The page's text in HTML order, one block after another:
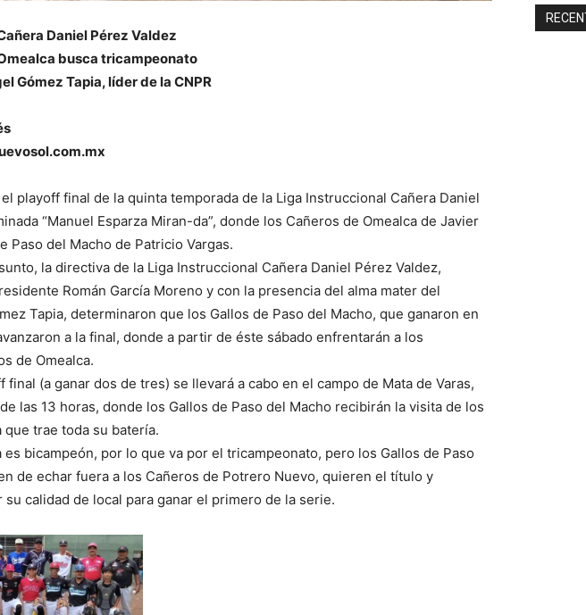
Daniel Pérez Valdez
busca tricampeonato
Gómez Tapia, líder de la CNPR
playoff final de la quinta temporada de la Liga Instruccional Cañera Daniel
“Manuel Esparza Miran-da”, donde los Cañeros de Omealca de Javier
Paso del Macho de Patricio Vargas.
la directiva de la Liga Instruccional Cañera Daniel Pérez Valdez,
Román García Moreno y con la presencia del alma mater del
Tapia, determinaron que los Gallos de Paso del Macho, que ganaron en
a la final, donde a partir de éste sábado enfrentarán a los
de Omealca.
final (a ganar dos de tres) se llevará a cabo en el campo de Mata de Varas,
las 13 horas, donde los Gallos de Paso del Macho recibirán la visita de los
que trae toda su batería.
es bicampeón, por lo que va por el tricampeonato, pero los Gallos de Paso
de echar fuera a los Cañeros de Potrero Nuevo, quieren el título y
su calidad de local para ganar el primero de la serie.